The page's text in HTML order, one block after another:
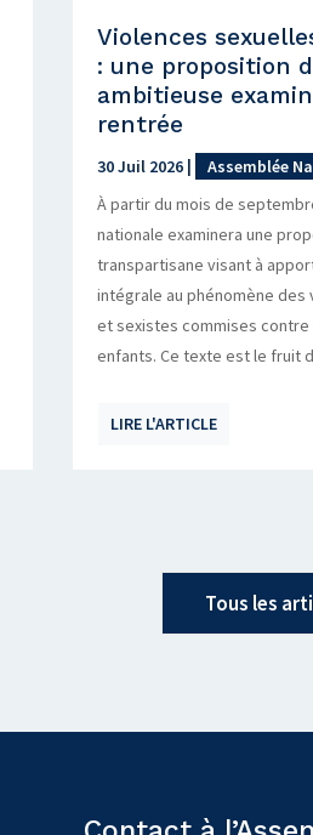
Violences
: une proposition
ambitieuse
rentrée
30 Juil 2026|
Assemblée
À partir du mois de
nationale examinera une
transpartisane visant à
intégrale au phénomène des
et sexistes commises
enfants. Ce texte est le fruit
LIRE L'ARTICLE
Tous les